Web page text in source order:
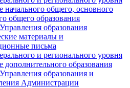
начального общего, основного
общего образования
образования
материалы и
письма
и регионального уровня
дополнительного образования
образования и
Администрации